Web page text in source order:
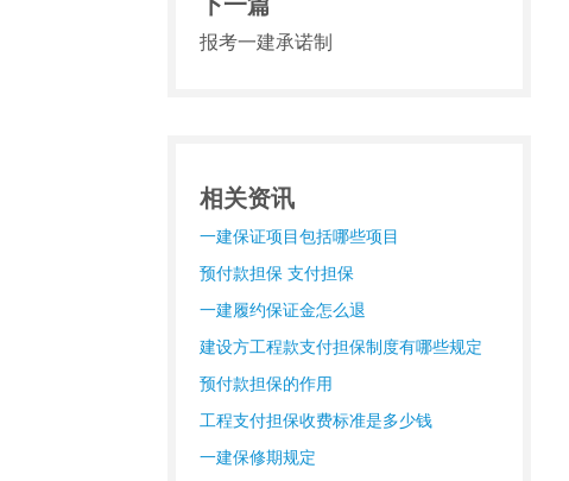
报考一建承诺制
相关资讯
一建保证项目包括哪些项目
预付款担保 支付担保
一建履约保证金怎么退
建设方工程款支付担保制度有哪些规定
预付款担保的作用
工程支付担保收费标准是多少钱
一建保修期规定